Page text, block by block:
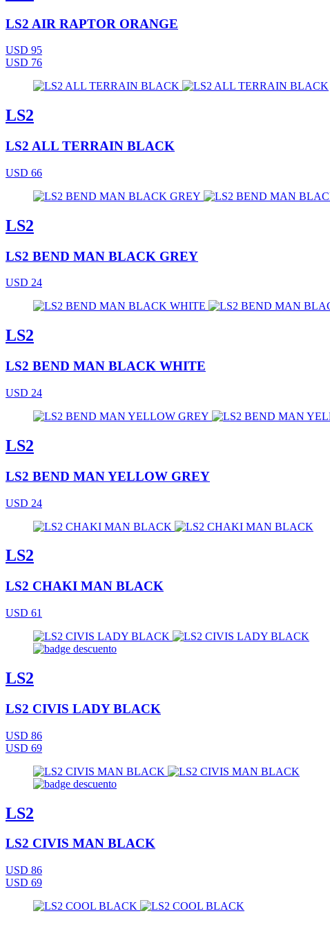
LS2 AIR RAPTOR ORANGE
USD 95
USD 76
LS2
LS2 ALL TERRAIN BLACK
USD 66
LS2
LS2 BEND MAN BLACK GREY
USD 24
LS2
LS2 BEND MAN BLACK WHITE
USD 24
LS2
LS2 BEND MAN YELLOW GREY
USD 24
LS2
LS2 CHAKI MAN BLACK
USD 61
LS2
LS2 CIVIS LADY BLACK
USD 86
USD 69
LS2
LS2 CIVIS MAN BLACK
USD 86
USD 69